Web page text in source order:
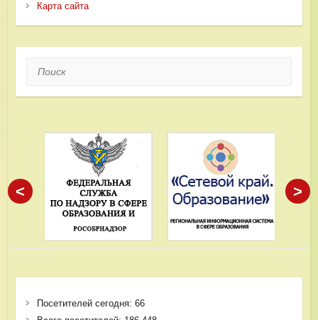
Карта сайта
Поиск
< >
Посетителей сегодня: 66